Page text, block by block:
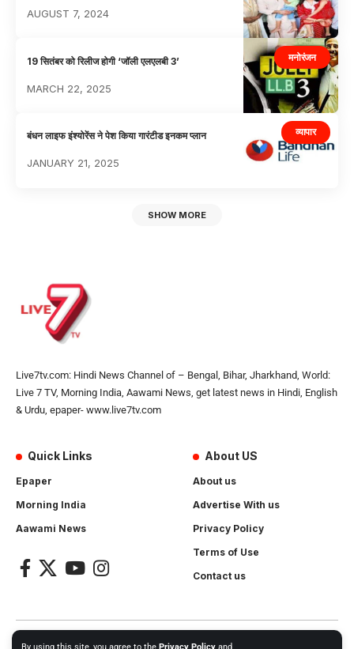
AUGUST 7, 2024
मनोरंजन
19 सितंबर को रिलीज होगी ‘जॉली एलएलबी 3’
MARCH 22, 2025
व्यापार
बंधन लाइफ इंश्योरेंस ने पेश किया गारंटीड इनकम प्लान
JANUARY 21, 2025
SHOW MORE
Live7tv.com: Hindi News Channel of – Bengal, Bihar, Jharkhand, World:
Live 7 TV, Morning India, Aawami News, get latest news in Hindi, English
& Urdu, epaper- www.live7tv.com
Quick Links
Epaper
Morning India
Aawami News
About US
About us
Advertise With us
Privacy Policy
Terms of Use
Contact us
2024- All Rights Reserved.Live 7 tv. Website Created by and